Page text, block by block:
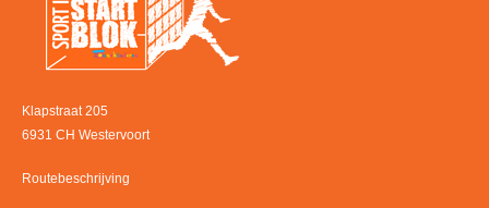
Klapstraat 205
6931 CH Westervoort
Routebeschrijving